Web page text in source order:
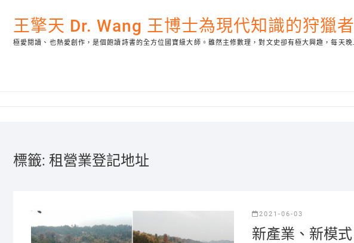
content王擎天 Dr. Wang 王博士為現代知識的狩獵者
極愛閱讀、也熱愛創作，是個飽讀詩書的全方位國寶級大師。雖然主修數理，對文史卻有極大興趣，每天
標籤: 租營業登記地址
2021-06-03
新產業、新模